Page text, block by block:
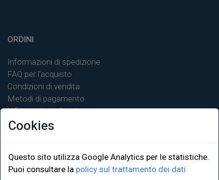
ORDINI
Informazioni di spedizione
FAQ per l'acquisto
Condizioni di vendita
Metodi di pagamento
Informativa sulla privacy
LINK ISTITUZIONALI
Cookies
Questo sito utilizza Google Analytics per le statistiche.
Puoi consultare la policy sul trattamento dei dati